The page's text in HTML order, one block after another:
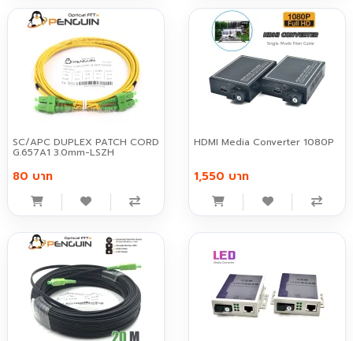
SC/APC DUPLEX PATCH CORD
G.657A1 3.0mm-LSZH
80 บาท
HDMI Media Converter 1080P
1,550 บาท